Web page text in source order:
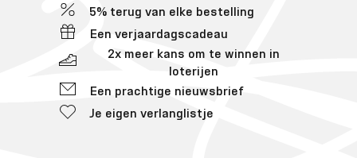
5% terug van elke bestelling
Een verjaardagscadeau
2x meer kans om te winnen in
loterijen
Een prachtige nieuwsbrief
Je eigen verlanglistje